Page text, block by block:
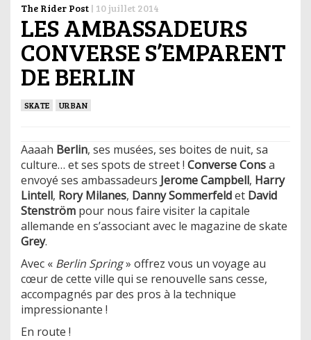
The Rider Post | 10 juillet 2014
LES AMBASSADEURS
CONVERSE S’EMPARENT
DE BERLIN
SKATE URBAN
Aaaah Berlin, ses musées, ses boites de nuit, sa
culture… et ses spots de street ! Converse Consa
envoyé ses ambassadeurs Jerome Campbell, Harry
Lintell, Rory Milanes, Danny Sommerfeldet David
Stenström pour nous faire visiter la capitale
allemande en s’associant avec le magazine de skate
Grey.
Avec « Berlin Spring» offrez vous un voyage au
cœur de cette ville qui se renouvelle sans cesse,
accompagnés par des pros à la technique
impressionante !
En route !